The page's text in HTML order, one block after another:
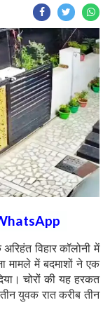
विहार कॉलोनी में
मामले में बदमाशों ने एक
चोरों की यह हरकत
युवक रात करीब तीन